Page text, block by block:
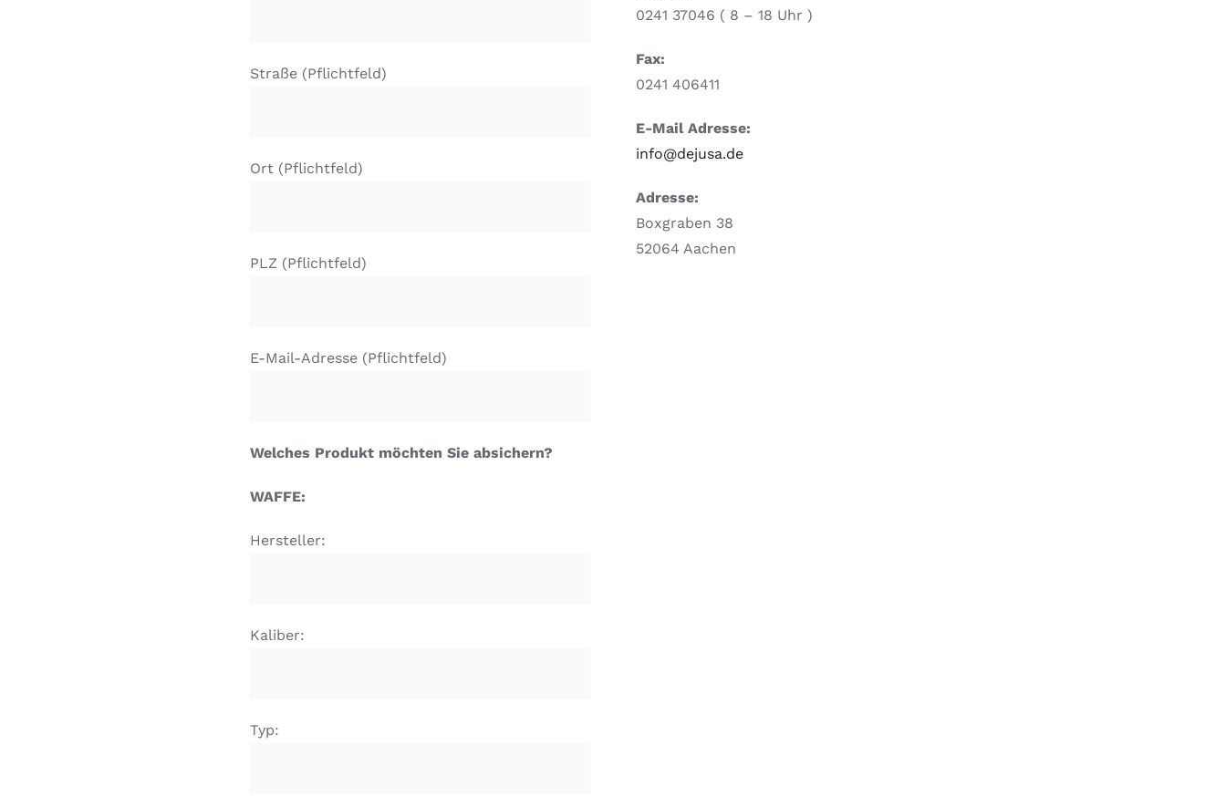
Straße (Pflichtfeld)
Ort (Pflichtfeld)
PLZ (Pflichtfeld)
E-Mail-Adresse (Pflichtfeld)
Welches Produkt möchten Sie absichern?
WAFFE:
Hersteller:
Kaliber:
Typ:
0241 37046 ( 8 – 18 Uhr )
Fax:
0241 406411
E-Mail Adresse:
info@dejusa.de
Adresse:
Boxgraben 38
52064 Aachen